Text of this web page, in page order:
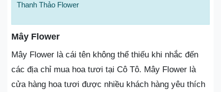
Thanh Thảo Flower
Mây Flower
Mây Flower là cái tên không thể thiếu khi nhắc đến
các địa chỉ mua hoa tươi tại Cô Tô. Mây Flower là
cửa hàng hoa tươi được nhiều khách hàng yêu thích